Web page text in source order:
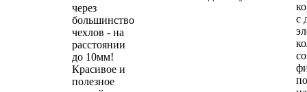
через
большинство
чехлов - на
расстоянии
до 10мм!
Красивое и
полезное
с